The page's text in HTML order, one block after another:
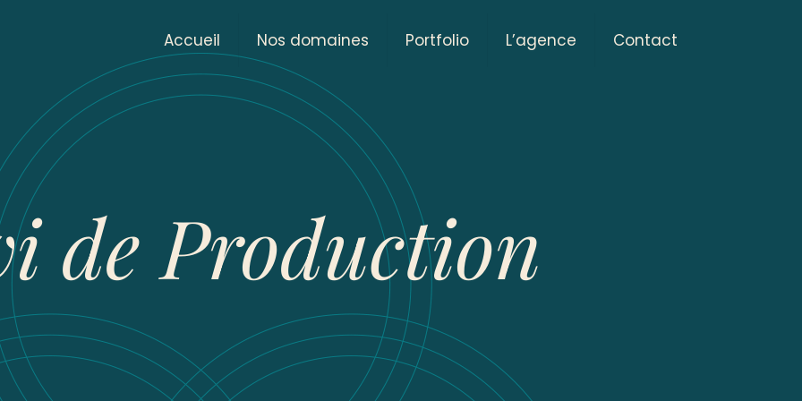
Accueil Nos domaines Portfolio L’agence Contact
de Production